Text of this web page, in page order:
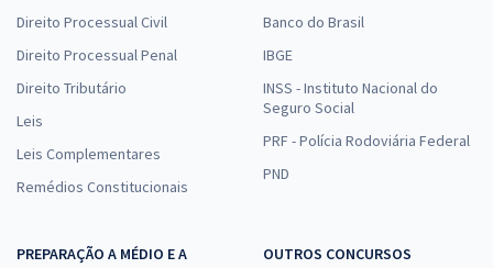
Direito Processual Civil
Direito Processual Penal
Direito Tributário
Leis
Leis Complementares
Remédios Constitucionais
Banco do Brasil
IBGE
INSS - Instituto Nacional do
Seguro Social
PRF - Polícia Rodoviária Federal
PND
PREPARAÇÃO A MÉDIO E A
OUTROS CONCURSOS